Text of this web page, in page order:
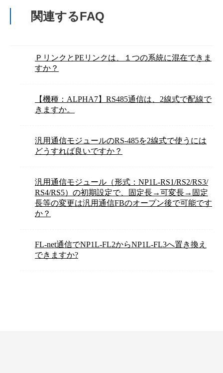
関連するFAQ
ＰリンクとPEリンクは、１つの系統に混在できま
すか？
【機種：ALPHA7】RS485通信は、2線式で配線で
きますか。
汎用通信モジュールのRS-485を2線式で使うには
どうすれば良いですか？
汎用通信モジュール（形式：NP1L-RS1/RS2/RS3/
RS4/RS5）の初期設定で、固定長→可変長→固定
長等の変更は汎用通信FBのオープン後で可能です
か？
FL-net通信でNP1L-FL2からNP1L-FL3へ置き換え
できますか?